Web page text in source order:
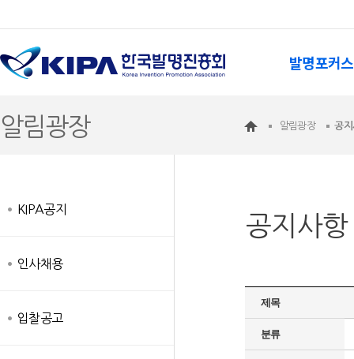
발명포커스
알림광장 알림광장 공
KIPA공지
인사채용
입찰공고
공지사항
제목
분류